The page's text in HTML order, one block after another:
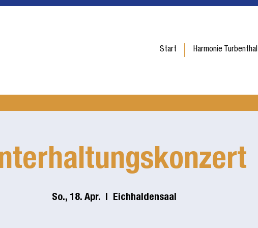
Start Harmonie Turbenthal
So., 18. Apr.
  |
Eichhaldensaal